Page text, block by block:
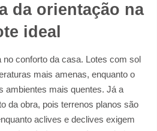
da orientação na
ideal
no conforto da casa. Lotes com sol
mais amenas, enquanto o
ambientes mais quentes. Já a
da obra, pois terrenos planos são
aclives e declives exigem